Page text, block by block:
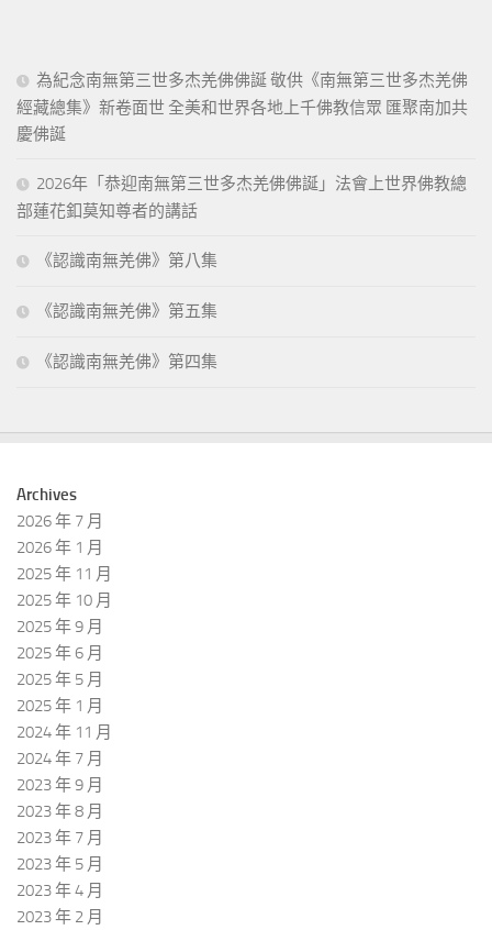
為紀念南無第三世多杰羌佛佛誕 敬供《南無第三世多杰羌佛
經藏總集》新卷面世 全美和世界各地上千佛教信眾 匯聚南加共
慶佛誕
2026年「恭迎南無第三世多杰羌佛佛誕」法會上世界佛教總
部蓮花釦莫知尊者的講話
《認識南無羌佛》第八集
《認識南無羌佛》第五集
《認識南無羌佛》第四集
Archives
2026 年 7 月
2026 年 1 月
2025 年 11 月
2025 年 10 月
2025 年 9 月
2025 年 6 月
2025 年 5 月
2025 年 1 月
2024 年 11 月
2024 年 7 月
2023 年 9 月
2023 年 8 月
2023 年 7 月
2023 年 5 月
2023 年 4 月
2023 年 2 月